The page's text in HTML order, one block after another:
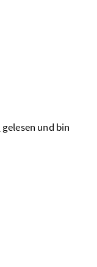
gelesen und bin